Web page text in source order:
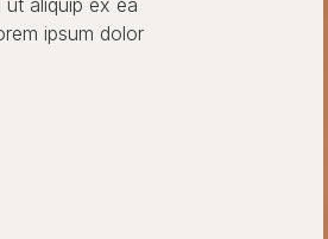
aliquip ex ea
ipsum dolor